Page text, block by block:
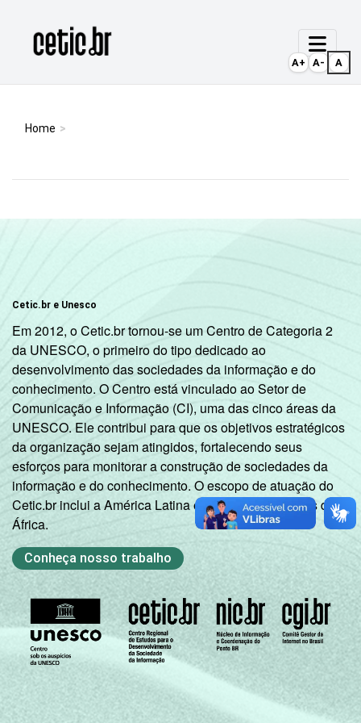
Página inicial
Home
Cetic.br e Unesco
Em 2012, o Cetic.br tornou-se um Centro de Categoria 2
da UNESCO, o primeiro do tipo dedicado ao
desenvolvimento das sociedades da informação e do
conhecimento. O Centro está vinculado ao Setor de
Comunicação e Informação (CI), uma das cinco áreas da
UNESCO. Ele contribui para que os objetivos estratégicos
da organização sejam atingidos, fortalecendo seus
esforços para monitorar a construção de sociedades da
informação e do conhecimento. O escopo de atuação do
Cetic.br inclui a América Latina e os países lusófonos da
África.
Conheça nosso trabalho
A+ A- A